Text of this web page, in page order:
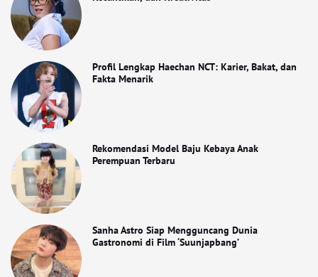
Profil Lengkap Haechan NCT: Karier, Bakat, dan
Fakta Menarik
Rekomendasi Model Baju Kebaya Anak
Perempuan Terbaru
Sanha Astro Siap Mengguncang Dunia
Gastronomi di Film ‘Suunjapbang’